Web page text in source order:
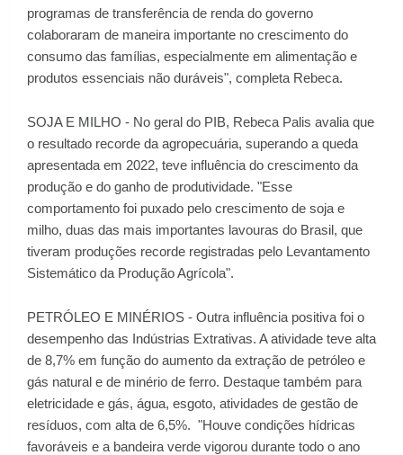
programas de transferência de renda do governo
colaboraram de maneira importante no crescimento do
consumo das famílias, especialmente em alimentação e
produtos essenciais não duráveis", completa Rebeca.
SOJA E MILHO - No geral do PIB, Rebeca Palis avalia que
o resultado recorde da agropecuária, superando a queda
apresentada em 2022, teve influência do crescimento da
produção e do ganho de produtividade. "Esse
comportamento foi puxado pelo crescimento de soja e
milho, duas das mais importantes lavouras do Brasil, que
tiveram produções recorde registradas pelo Levantamento
Sistemático da Produção Agrícola".
PETRÓLEO E MINÉRIOS - Outra influência positiva foi o
desempenho das Indústrias Extrativas. A atividade teve alta
de 8,7% em função do aumento da extração de petróleo e
gás natural e de minério de ferro. Destaque também para
eletricidade e gás, água, esgoto, atividades de gestão de
resíduos, com alta de 6,5%. "Houve condições hídricas
favoráveis e a bandeira verde vigorou durante todo o ano